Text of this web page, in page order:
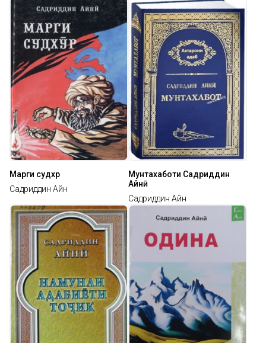
Марги судхӯр
Садриддин Айнӣ
Мунтахаботи Садриддин
Айнӣ
Садриддин Айнӣ